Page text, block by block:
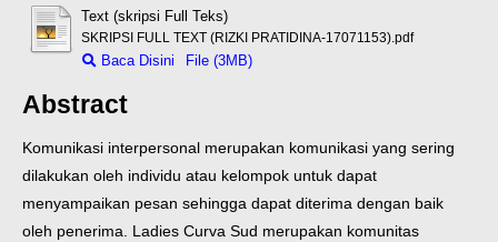
Text (skripsi Full Teks)
SKRIPSI FULL TEXT (RIZKI PRATIDINA-17071153).pdf
Baca Disini File (3MB)
Abstract
Komunikasi interpersonal merupakan komunikasi yang sering
dilakukan oleh individu atau kelompok untuk dapat
menyampaikan pesan sehingga dapat diterima dengan baik
oleh penerima. Ladies Curva Sud merupakan komunitas